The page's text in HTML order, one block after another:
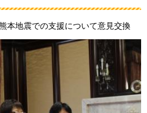
本地震での支援について意見交換